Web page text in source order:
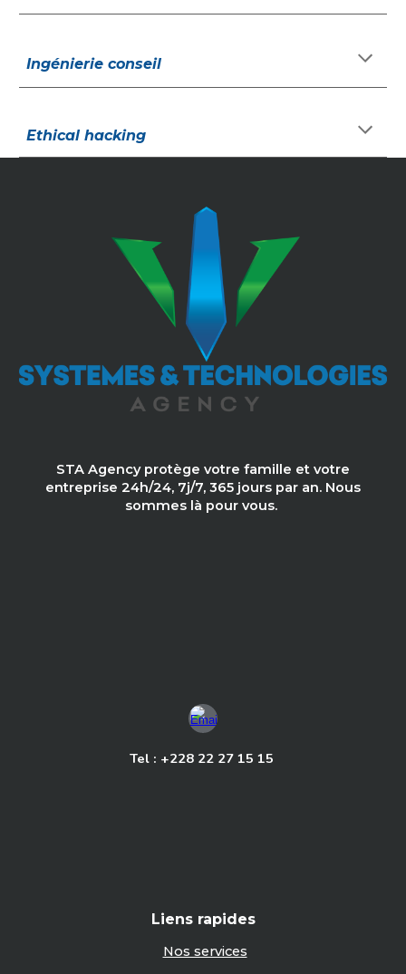
Ingénierie conseil
Ethical hacking
STA Agency protège votre famille et votre
entreprise 24h/24, 7j/7, 365 jours par an. Nous
sommes là pour vous.
Tel : +228 22 27 15 15
Liens rapides
Nos services